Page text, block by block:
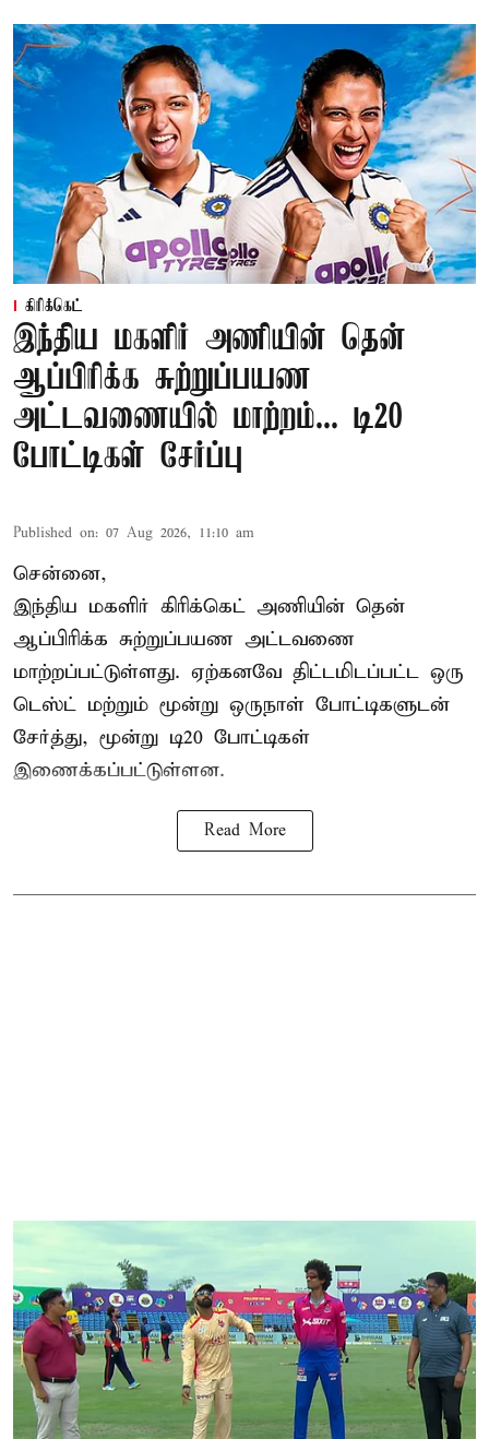
கிரிக்கெட்
இந்திய மகளிர் அணியின் தென்
ஆப்பிரிக்க சுற்றுப்பயண
அட்டவணையில் மாற்றம்... டி20
போட்டிகள் சேர்ப்பு
Published on: 07 Aug 2026, 11:10 am
சென்னை,
இந்திய மகளிர் கிரிக்கெட் அணியின் தென்
ஆப்பிரிக்க சுற்றுப்பயண அட்டவணை
மாற்றப்பட்டுள்ளது. ஏற்கனவே திட்டமிடப்பட்ட ஒரு
டெஸ்ட் மற்றும் மூன்று ஒருநாள் போட்டிகளுடன்
சேர்த்து, மூன்று டி20 போட்டிகள்
இணைக்கப்பட்டுள்ளன.
Read More